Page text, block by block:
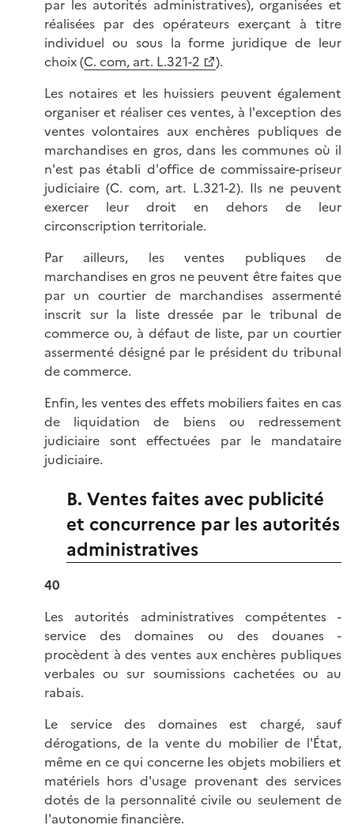
par les autorités administratives), organisées et
réalisées par des opérateurs exerçant à titre
individuel ou sous la forme juridique de leur
choix (C. com, art. L.321-2
).
Les notaires et les huissiers peuvent également
organiser et réaliser ces ventes, à l'exception des
ventes volontaires aux enchères publiques de
marchandises en gros, dans les communes où il
n'est pas établi d'office de commissaire-priseur
judiciaire (C. com, art. L.321-2). Ils ne peuvent
exercer leur droit en dehors de leur
circonscription territoriale.
Par ailleurs, les ventes publiques de
marchandises en gros ne peuvent être faites que
par un courtier de marchandises assermenté
inscrit sur la liste dressée par le tribunal de
commerce ou, à défaut de liste, par un courtier
assermenté désigné par le président du tribunal
de commerce.
Enfin, les ventes des effets mobiliers faites en cas
de liquidation de biens ou redressement
judiciaire sont effectuées par le mandataire
judiciaire.
B. Ventes faites avec publicité
et concurrence par les autorités
administratives
40
Les autorités administratives compétentes -
service des domaines ou des douanes -
procèdent à des ventes aux enchères publiques
verbales ou sur soumissions cachetées ou au
rabais.
Le service des domaines est chargé, sauf
dérogations, de la vente du mobilier de l'État,
même en ce qui concerne Ies objets mobiliers et
matériels hors d'usage provenant des services
dotés de la personnalité civile ou seulement de
I'autonomie financière.